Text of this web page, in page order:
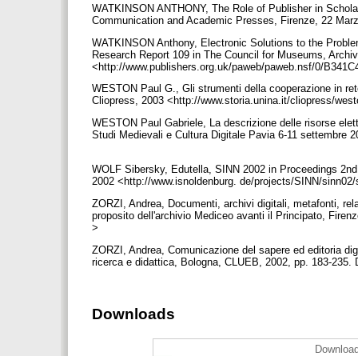
WATKINSON ANTHONY, The Role of Publisher in
Communication and Academic Presses, Firenze, 22
WATKINSON Anthony, Electronic Solutions to the
Research Report 109 in The Council for Museums,
<http://www.publishers.org.uk/paweb/paweb.nsf/0/
WESTON Paul G., Gli strumenti della cooperazione in
Cliopress, 2003 <http://www.storia.unina.it/cliopress/
WESTON Paul Gabriele, La descrizione delle risorse
Studi Medievali e Cultura Digitale Pavia 6-11 settembre
WOLF Sibersky, Edutella, SINN 2002 in Proceedings
2002 <http://www.isnoldenburg. de/projects/SINN/
ZORZI, Andrea, Documenti, archivi digitali, metafonti,
proposito dell'archivio Mediceo avanti il Principato,
>
ZORZI, Andrea, Comunicazione del sapere ed editoria
ricerca e didattica, Bologna, CLUEB, 2002, pp. 183-
Downloads